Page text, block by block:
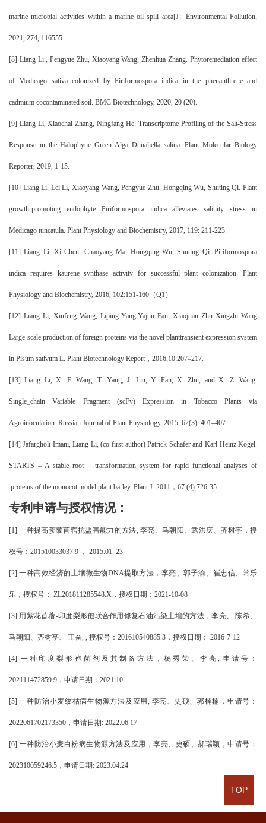
marine microbial activities within a marine oil spill area[J]. Environmental Pollution,
2021, 274, 116555.
[8] Liang Li., Pengyue Zhu, Xiaoyang Wang, Zhenhua Zhang. Phytoremediation effect
of Medicago sativa colonized by Piriformospora indica in the phenanthrene and
cadmium cocontaminated soil. BMC Biotechnology, 2020, 20 (20).
[9] Liang Li, Xiaochai Zhang, Ningfang He. Transcriptome Profiling of the Salt-Stress
Response in the Halophytic Green Alga Dunaliella salina. Plant Molecular Biology
Reporter, 2019, 1-15.
[10] Liang Li, Lei Li, Xiaoyang Wang, Pengyue Zhu, Hongqing Wu, Shuting Qi. Plant
growth-promoting endophyte Piriformospora indica alleviates salinity stress in
Medicago tuncatula. Plant Physiology and Biochemistry, 2017, 119: 211-223.
[11]Liang Li, Xi Chen, Chaoyang Ma, Hongqing Wu, Shuting Qi. Piriformospora
indica requires kaurene synthase activity for successful plant colonization. Plant
Physiology and Biochemistry, 2016, 102:151-160（Q1）
[12] Liang Li, Xiufeng Wang, Liping Yang,Yajun Fan, Xiaojuan Zhu Xingzhi Wang
Large-scale production of foreign proteins via the novel planttransient expression system
in Pisum sativum L. Plant Biotechnology Report，2016,10:207–217.
[13]Liang Li, X. F. Wang, T. Yang, J. Liu, Y. Fan, X. Zhu, and X. Z. Wang.
Single_chain Variable Fragment (scFv) Expression in Tobacco Plants via
Agroinoculation. Russian Journal of Plant Physiology, 2015, 62(3): 401–407
[14]Jafargholi Imani, Liang Li, (co-first author) Patrick Schafer and Karl-Heinz Kogel.
STARTS – A stable root transformation system for rapid functional analyses of
proteins of the monocot model plant barley. Plant J. 2011，67 (4):726-35
专利申请与授权情况：
[1]一种提高蒺藜苜蓿抗盐害能力的方法,李亮、马朝阳 、武洪庆、 齐树亭 ，授
权号： 201510033037.9 ， 2015.01. 23
[2]一种高效经济的土壤微生物DNA提取方法 ， 李亮、 郭子渝、 崔忠信、 常乐
乐 ，授权号： ZL201811285548.X ，授权日期： 2021-10-08
[3] 用紫花苜蓿-印度梨形孢联合作用修复石油污染土壤的方法，李亮、 陈希、
马朝阳 、 齐树亭、 王奋, , 授权号： 201610540885.3 ，授权日期： 2016-7-12
[4]一种印度梨形孢菌剂及其制备方法 ，杨秀荣 、 李亮 , 申请号：
202111472859.9 ，申请日期： 2021.10
[5] 一种防治小麦纹枯病生物源方法及应用 , 李亮、 史硕、 郭楠楠， 申请号：
2022061702173350 ，申请日期: 2022.06.17
[6] 一种防治小麦白粉病生物源方法及应用 ，李亮、史硕、郝瑞颖，申请号：
202310059246.5 ，申请日期: 2023.04.24
TOP